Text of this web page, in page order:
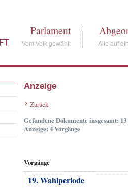
Parlament
Vom Volk gewählt Alle auf
Anzeige
Zurück
Gefundene Dokumente insgesamt: 13
Anzeige: 4 Vorgänge
Vorgänge
19. Wahlperiode